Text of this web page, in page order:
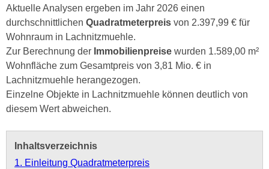
Aktuelle Analysen ergeben im Jahr 2026 einen
durchschnittlichen Quadratmeterpreis von 2.397,99 € für
Wohnraum in Lachnitzmuehle.
Zur Berechnung der Immobilienpreise wurden 1.589,00 m²
Wohnfläche zum Gesamtpreis von 3,81 Mio. € in
Lachnitzmuehle herangezogen.
Einzelne Objekte in Lachnitzmuehle können deutlich von
diesem Wert abweichen.
Inhaltsverzeichnis
1. Einleitung Quadratmeterpreis